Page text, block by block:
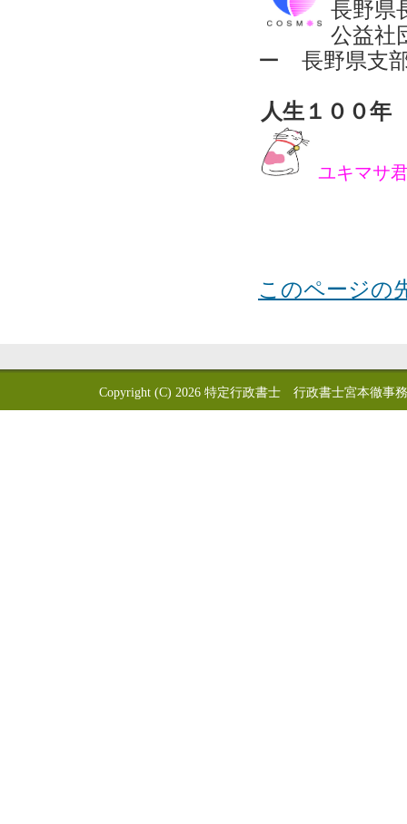
長野県
公益社
ー 長野県支
人生１００
ユキマサ
このページの
Copyright (C) 2026 特定行政書士 行政書士宮本徹事務